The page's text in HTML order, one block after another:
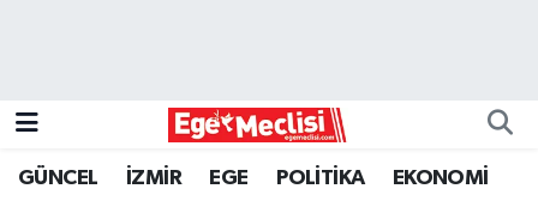
GÜNCEL İZMİR EGE POLİTİKA EKONOMİ